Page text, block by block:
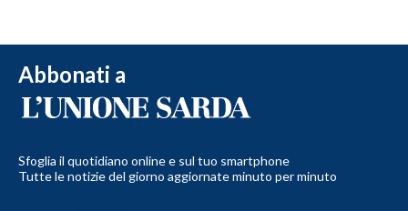
Abbonati a
Sfoglia il quotidiano online e sul tuo smartphone
Tutte le notizie del giorno aggiornate minuto per minuto